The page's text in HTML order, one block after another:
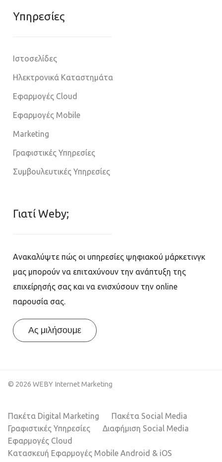
Υπηρεσίες
Ιστοσελίδες
Ηλεκτρονικά Καταστημάτα
Εφαρμογές Cloud
Εφαρμογές Mobile
Marketing
Γραφιστικές Υπηρεσίες
Συμβουλευτικές Υπηρεσίες
Γιατί Weby;
Ανακαλύψτε πώς οι υπηρεσίες ψηφιακού μάρκετινγκ
μας μπορούν να επιταχύνουν την ανάπτυξη της
επιχείρησής σας και να ενισχύσουν την online
παρουσία σας.
Ας μιλήσουμε
© 2026 WEBY Internet Marketing
Πακέτα Digital Marketing
Πακέτα Social Media
Γραφιστικές Υπηρεσίες
Διαφήμιση Social Media
Εφαρμογές Cloud
Κατασκευή Εφαρμογές Mobile Android & iOS